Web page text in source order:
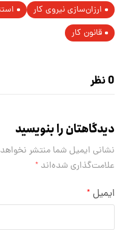
ارزان‌سازی نیروی کار
قانون کار
0 نظر
دیدگاهتان را بنویسید
نشانی ایمیل شما منتشر
علامت‌گذاری شده‌اند*
ایمیل *